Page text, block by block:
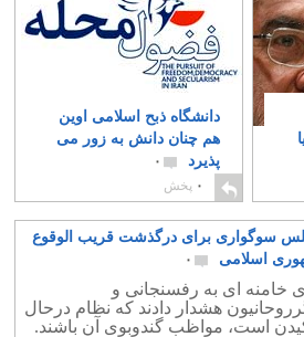
دانشگاه ذبح اسلامی اوین
هم چنان دانش به زور می
پذیرد
۰
۰ پخش
سوگواری برای درگذشت قریب الوقوع
اسلامی
۰
خامنه ای به رفسنجانی و
هشدار دادند که نظام درحال
است، مواظب گندوبوی آن باشند.